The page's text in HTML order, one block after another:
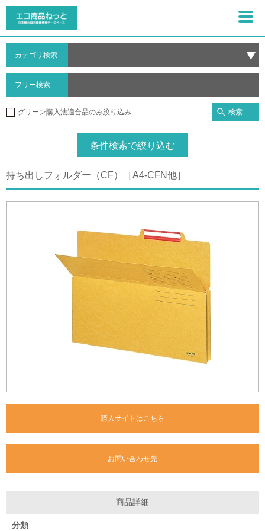
カテゴリ検索
フリー検索
グリーン購入法適合品のみ絞り込み 検索
条件検索で絞り込む
持ち出しフォルダー（CF）［A4-CFN他］
購入サイトはこちら
お問い合わせ先
商品詳細
分類